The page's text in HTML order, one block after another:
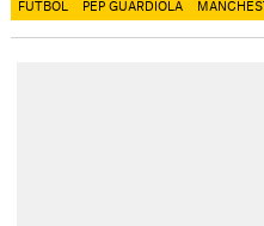
FÚTBOL PEP GUARDIOLA